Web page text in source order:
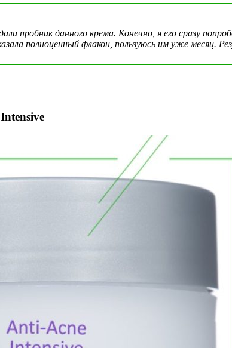
пробник данного крема. Конечно, я его сразу
полноценный флакон, пользуюсь им уже месяц.